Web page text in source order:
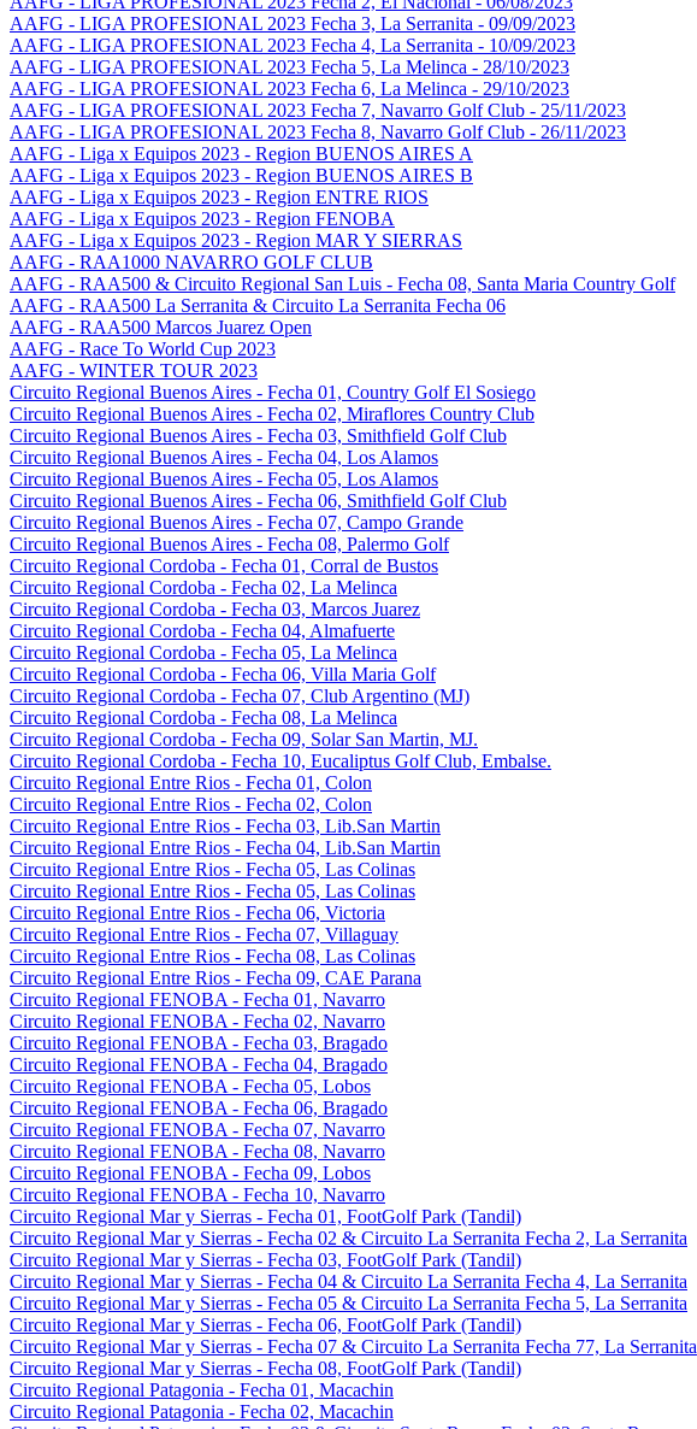
AAFG - LIGA PROFESIONAL 2023 Fecha 3, La Serranita - 09/09/2023
AAFG - LIGA PROFESIONAL 2023 Fecha 4, La Serranita - 10/09/2023
AAFG - LIGA PROFESIONAL 2023 Fecha 5, La Melinca - 28/10/2023
AAFG - LIGA PROFESIONAL 2023 Fecha 6, La Melinca - 29/10/2023
AAFG - LIGA PROFESIONAL 2023 Fecha 7, Navarro Golf Club - 25/11/2023
AAFG - LIGA PROFESIONAL 2023 Fecha 8, Navarro Golf Club - 26/11/2023
AAFG - Liga x Equipos 2023 - Region BUENOS AIRES A
AAFG - Liga x Equipos 2023 - Region BUENOS AIRES B
AAFG - Liga x Equipos 2023 - Region ENTRE RIOS
AAFG - Liga x Equipos 2023 - Region FENOBA
AAFG - Liga x Equipos 2023 - Region MAR Y SIERRAS
AAFG - RAA1000 NAVARRO GOLF CLUB
AAFG - RAA500 & Circuito Regional San Luis - Fecha 08, Santa Maria Country Golf
AAFG - RAA500 La Serranita & Circuito La Serranita Fecha 06
AAFG - RAA500 Marcos Juarez Open
AAFG - Race To World Cup 2023
AAFG - WINTER TOUR 2023
Circuito Regional Buenos Aires - Fecha 01, Country Golf El Sosiego
Circuito Regional Buenos Aires - Fecha 02, Miraflores Country Club
Circuito Regional Buenos Aires - Fecha 03, Smithfield Golf Club
Circuito Regional Buenos Aires - Fecha 04, Los Alamos
Circuito Regional Buenos Aires - Fecha 05, Los Alamos
Circuito Regional Buenos Aires - Fecha 06, Smithfield Golf Club
Circuito Regional Buenos Aires - Fecha 07, Campo Grande
Circuito Regional Buenos Aires - Fecha 08, Palermo Golf
Circuito Regional Cordoba - Fecha 01, Corral de Bustos
Circuito Regional Cordoba - Fecha 02, La Melinca
Circuito Regional Cordoba - Fecha 03, Marcos Juarez
Circuito Regional Cordoba - Fecha 04, Almafuerte
Circuito Regional Cordoba - Fecha 05, La Melinca
Circuito Regional Cordoba - Fecha 06, Villa Maria Golf
Circuito Regional Cordoba - Fecha 07, Club Argentino (MJ)
Circuito Regional Cordoba - Fecha 08, La Melinca
Circuito Regional Cordoba - Fecha 09, Solar San Martin, MJ.
Circuito Regional Cordoba - Fecha 10, Eucaliptus Golf Club, Embalse.
Circuito Regional Entre Rios - Fecha 01, Colon
Circuito Regional Entre Rios - Fecha 02, Colon
Circuito Regional Entre Rios - Fecha 03, Lib.San Martin
Circuito Regional Entre Rios - Fecha 04, Lib.San Martin
Circuito Regional Entre Rios - Fecha 05, Las Colinas
Circuito Regional Entre Rios - Fecha 05, Las Colinas
Circuito Regional Entre Rios - Fecha 06, Victoria
Circuito Regional Entre Rios - Fecha 07, Villaguay
Circuito Regional Entre Rios - Fecha 08, Las Colinas
Circuito Regional Entre Rios - Fecha 09, CAE Parana
Circuito Regional FENOBA - Fecha 01, Navarro
Circuito Regional FENOBA - Fecha 02, Navarro
Circuito Regional FENOBA - Fecha 03, Bragado
Circuito Regional FENOBA - Fecha 04, Bragado
Circuito Regional FENOBA - Fecha 05, Lobos
Circuito Regional FENOBA - Fecha 06, Bragado
Circuito Regional FENOBA - Fecha 07, Navarro
Circuito Regional FENOBA - Fecha 08, Navarro
Circuito Regional FENOBA - Fecha 09, Lobos
Circuito Regional FENOBA - Fecha 10, Navarro
Circuito Regional Mar y Sierras - Fecha 01, FootGolf Park (Tandil)
Circuito Regional Mar y Sierras - Fecha 02 & Circuito La Serranita Fecha 2, La Serranita
Circuito Regional Mar y Sierras - Fecha 03, FootGolf Park (Tandil)
Circuito Regional Mar y Sierras - Fecha 04 & Circuito La Serranita Fecha 4, La Serranita
Circuito Regional Mar y Sierras - Fecha 05 & Circuito La Serranita Fecha 5, La Serranita
Circuito Regional Mar y Sierras - Fecha 06, FootGolf Park (Tandil)
Circuito Regional Mar y Sierras - Fecha 07 & Circuito La Serranita Fecha 77, La Serranita
Circuito Regional Mar y Sierras - Fecha 08, FootGolf Park (Tandil)
Circuito Regional Patagonia - Fecha 01, Macachin
Circuito Regional Patagonia - Fecha 02, Macachin